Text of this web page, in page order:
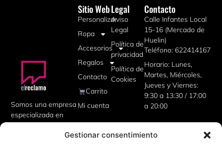
Gestionar consentimiento
Somos una empresa
especializada en
Legal
Aviso
Legal
Política de
privacidad
Política de
Cookies
Sitio Web
Personalizar
Ropa
Accesorios
Regalos
Contacto
Carrito
Mi cuenta
Contacto
Calle Infantes Local
15-16 (Mercado de
Huelin)
Teléfono: 622414167
Horario: Lunes,
Martes, Miércoles,
Jueves y Viernes:
9:30 a 13:30 / 17:00
a 20:00